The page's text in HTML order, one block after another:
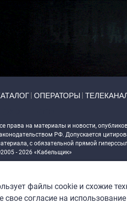
ОПЕРАТОРЫ
права на материалы и новости,
РФ. Допускается
с обязательной прямой
- 2026 «Кабельщик»
— поддержка сайта c 2017 года
файлы cookie и схожие
свое согласие на